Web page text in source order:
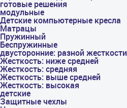
готовые решения
модульные
Детские компьютерные кресла
Матрацы
Пружинный
Беспружинные
двусторонние: разной жесткости
Жесткость: ниже средней
Жесткость: средняя
Жесткость: выше средней
Жесткость: высокая
детские
Защитные чехлы